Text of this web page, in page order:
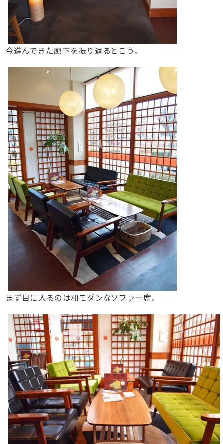
今進んできた廊下を振り返るとこう。
まず目に入るのは和モダンなソファー席。